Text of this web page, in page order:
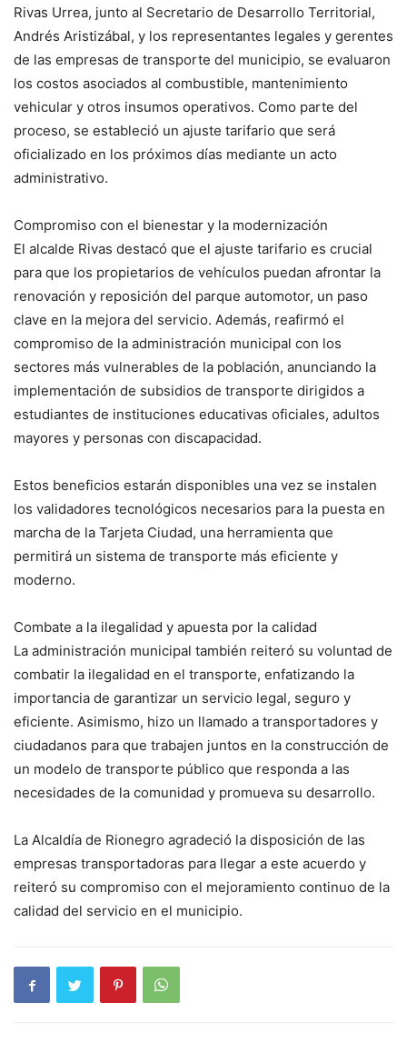
Rivas Urrea, junto al Secretario de Desarrollo Territorial,
Andrés Aristizábal, y los representantes legales y gerentes
de las empresas de transporte del municipio, se evaluaron
los costos asociados al combustible, mantenimiento
vehicular y otros insumos operativos. Como parte del
proceso, se estableció un ajuste tarifario que será
oficializado en los próximos días mediante un acto
administrativo.
Compromiso con el bienestar y la modernización
El alcalde Rivas destacó que el ajuste tarifario es crucial
para que los propietarios de vehículos puedan afrontar la
renovación y reposición del parque automotor, un paso
clave en la mejora del servicio. Además, reafirmó el
compromiso de la administración municipal con los
sectores más vulnerables de la población, anunciando la
implementación de subsidios de transporte dirigidos a
estudiantes de instituciones educativas oficiales, adultos
mayores y personas con discapacidad.
Estos beneficios estarán disponibles una vez se instalen
los validadores tecnológicos necesarios para la puesta en
marcha de la Tarjeta Ciudad, una herramienta que
permitirá un sistema de transporte más eficiente y
moderno.
Combate a la ilegalidad y apuesta por la calidad
La administración municipal también reiteró su voluntad de
combatir la ilegalidad en el transporte, enfatizando la
importancia de garantizar un servicio legal, seguro y
eficiente. Asimismo, hizo un llamado a transportadores y
ciudadanos para que trabajen juntos en la construcción de
un modelo de transporte público que responda a las
necesidades de la comunidad y promueva su desarrollo.
La Alcaldía de Rionegro agradeció la disposición de las
empresas transportadoras para llegar a este acuerdo y
reiteró su compromiso con el mejoramiento continuo de la
calidad del servicio en el municipio.